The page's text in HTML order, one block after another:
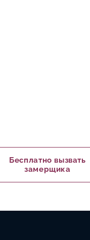
Бесплатно вызвать
замерщика